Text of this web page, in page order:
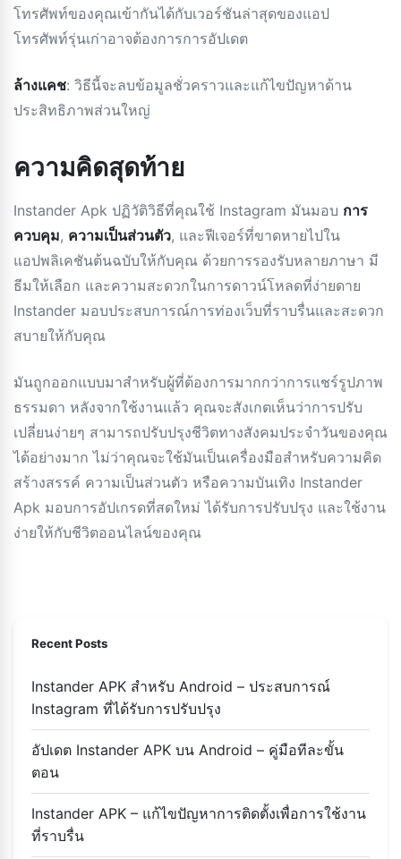
โทรศัพท์ของคุณเข้ากันได้กับเวอร์ชันล่าสุดของแอป
โทรศัพท์รุ่นเก่าอาจต้องการการอัปเดต
ล้างแคช: วิธีนี้จะลบข้อมูลชั่วคราวและแก้ไขปัญหาด้าน
ประสิทธิภาพส่วนใหญ่
ความคิดสุดท้าย
Instander Apk ปฏิวัติวิธีที่คุณใช้ Instagram มันมอบ การ
ควบคุม, ความเป็นส่วนตัว, และฟีเจอร์ที่ขาดหายไปใน
แอปพลิเคชันต้นฉบับให้กับคุณ ด้วยการรองรับหลายภาษา มี
ธีมให้เลือก และความสะดวกในการดาวน์โหลดที่ง่ายดาย
Instander มอบประสบการณ์การท่องเว็บที่ราบรื่นและสะดวก
สบายให้กับคุณ
มันถูกออกแบบมาสำหรับผู้ที่ต้องการมากกว่าการแชร์รูปภาพ
ธรรมดา หลังจากใช้งานแล้ว คุณจะสังเกตเห็นว่าการปรับ
เปลี่ยนง่ายๆ สามารถปรับปรุงชีวิตทางสังคมประจำวันของคุณ
ได้อย่างมาก ไม่ว่าคุณจะใช้มันเป็นเครื่องมือสำหรับความคิด
สร้างสรรค์ ความเป็นส่วนตัว หรือความบันเทิง Instander
Apk มอบการอัปเกรดที่สดใหม่ ได้รับการปรับปรุง และใช้งาน
ง่ายให้กับชีวิตออนไลน์ของคุณ
Recent Posts
Instander APK สำหรับ Android – ประสบการณ์
Instagram ที่ได้รับการปรับปรุง
อัปเดต Instander APK บน Android – คู่มือทีละขั้น
ตอน
Instander APK – แก้ไขปัญหาการติดตั้งเพื่อการใช้งาน
ที่ราบรื่น